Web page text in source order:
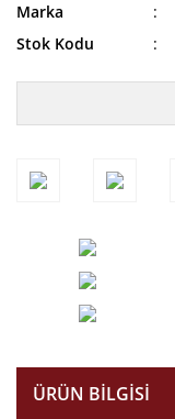
Marka
Stok Kodu
ÜRÜN BILGISI